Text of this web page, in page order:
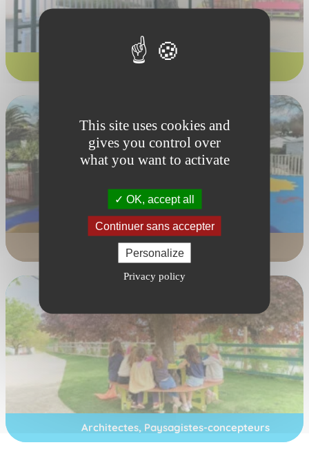
This site uses cookies and
gives you control over
what you want to activate
OK, accept all
Continuer sans accepter
Personalize
Privacy policy
Établissements scolaires
Camping et résidences de vacances
Architectes, Paysagistes-concepteurs